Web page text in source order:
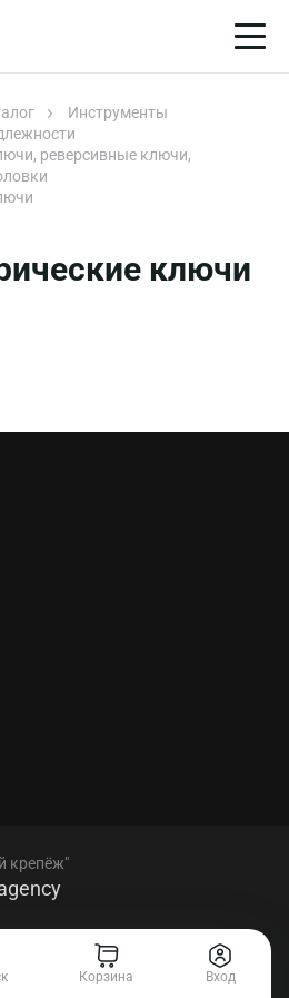
Корзина Вход
Инструменты
реверсивные ключи,
ключи
крепёж"